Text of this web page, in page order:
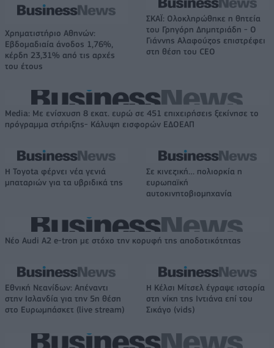
Χρηματιστήριο Αθηνών:
Εβδομαδιαία άνοδος 1,76%,
κέρδη 23,31% από τις αρχές
του έτους
ΣΚΑΪ: Ολοκληρώθηκε η θητεία
του Γρηγόρη Δημητριάδη - Ο
Γιάννης Αλαφούζος επιστρέφει
στη θέση του CEO
Media: Με ενίσχυση 8 εκατ. ευρώ σε 451 επιχειρήσεις ξεκίνησε το
πρόγραμμα στήριξης- Κάλυψη εισφορών ΕΔΟΕΑΠ
Η Toyota φέρνει νέα γενιά
μπαταριών για τα υβριδικά της
Σε κινεζική… πολιορκία η
ευρωπαϊκή
αυτοκινητοβιομηχανία
Νέο Audi A2 e-tron με στόχο την κορυφή της αποδοτικότητας
Εθνική Νεανίδων: Απέναντι
στην Ισλανδία για την 5η θέση
στο Ευρωμπάσκετ (live stream)
Η Κέλσι Μίτσελ έγραψε ιστορία
στη νίκη της Ιντιάνα επί του
Σικάγο (vids)